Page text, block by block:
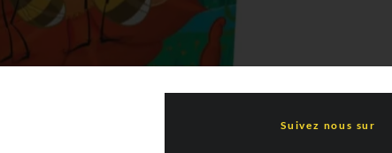
Suivez nous sur